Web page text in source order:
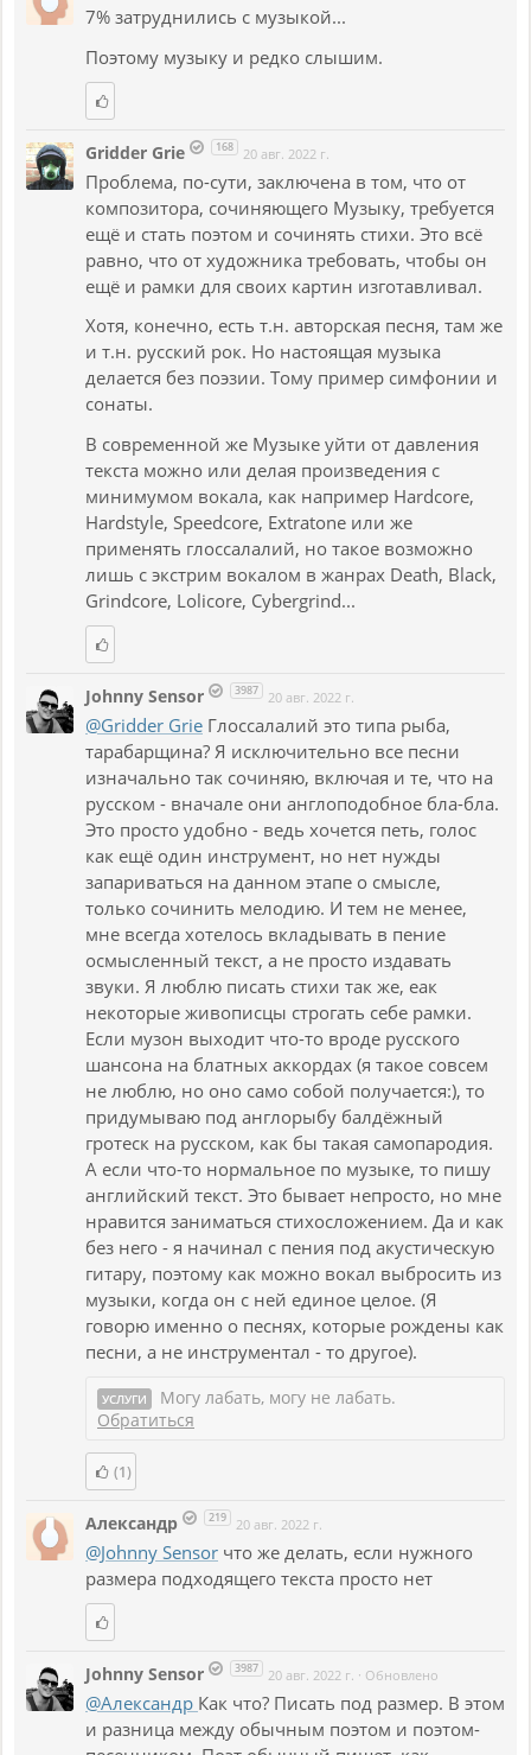
7% затруднились с музыкой...
Поэтому музыку и редко слышим.
Gridder Grie 168 20 авг. 2022 г.
Проблема, по-сути, заключена в том, что от
композитора, сочиняющего Музыку, требуется
ещё и стать поэтом и сочинять стихи. Это всё
равно, что от художника требовать, чтобы он
ещё и рамки для своих картин изготавливал.
Хотя, конечно, есть т.н. авторская песня, там же
и т.н. русский рок. Но настоящая музыка
делается без поэзии. Тому пример симфонии и
сонаты.
В современной же Музыке уйти от давления
текста можно или делая произведения с
минимумом вокала, как например Hardcore,
Hardstyle, Speedcore, Extratone или же
применять глоссалалий, но такое возможно
лишь с экстрим вокалом в жанрах Death, Black,
Grindcore, Lolicore, Cybergrind...
Johnny Sensor 3987 20 авг. 2022 г.
@Gridder Grie Глоссалалий это типа рыба,
тарабарщина? Я исключительно все песни
изначально так сочиняю, включая и те, что на
русском - вначале они англоподобное бла-бла.
Это просто удобно - ведь хочется петь, голос
как ещё один инструмент, но нет нужды
запариваться на данном этапе о смысле,
только сочинить мелодию. И тем не менее,
мне всегда хотелось вкладывать в пение
осмысленный текст, а не просто издавать
звуки. Я люблю писать стихи так же, еак
некоторые живописцы строгать себе рамки.
Если музон выходит что-то вроде русского
шансона на блатных аккордах (я такое совсем
не люблю, но оно само собой получается:), то
придумываю под англорыбу балдёжный
гротеск на русском, как бы такая самопародия.
А если что-то нормальное по музыке, то пишу
английский текст. Это бывает непросто, но мне
нравится заниматься стихосложением. Да и как
без него - я начинал с пения под акустическую
гитару, поэтому как можно вокал выбросить из
музыки, когда он с ней единое целое. (Я
говорю именно о песнях, которые рождены как
песни, а не инструментал - то другое).
УСЛУГИ
Могу лабать, могу не лабать.
Обратиться
(1)
Александр 219 20 авг. 2022 г.
@Johnny Sensor что же делать, если нужного
размера подходящего текста просто нет
Johnny Sensor 3987 20 авг. 2022 г. · Обновлено
@Александр Как что? Писать под размер. В этом
и разница между обычным поэтом и поэтом-